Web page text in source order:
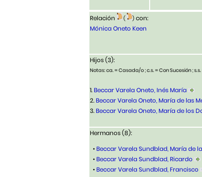
Relación ( ) con:
Mónica Oneto Keen
Hijos (3):
Notas: ca. = Casada/o ; c.s. = Con Sucesión ;
1.Beccar Varela Oneto, Inés María
2.Beccar Varela Oneto, María de las
3.Beccar Varela Oneto, María de los
Hermanos (8):
•Beccar Varela Sundblad, María de
•Beccar Varela Sundblad, Ricardo
•Beccar Varela Sundblad, Francisco